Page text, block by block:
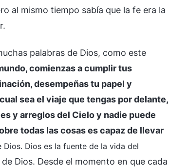
al mismo tiempo sabía que la fe era la
palabras de Dios, como este
comienzas a cumplir tus
desempeñas tu papel y
sea el viaje que tengas por delante,
y arreglos del Cielo y nadie puede
todas las cosas es capaz de llevar
Dios es la fuente de la vida del
Dios. Desde el momento en que cada